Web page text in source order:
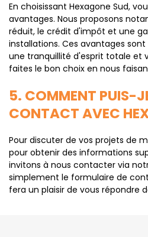
En choisissant Hexagone Sud,
avantages. Nous proposons
réduit, le crédit d'impôt et une
installations. Ces avantages
une tranquillité d'esprit totale et
faites le bon choix en nous
5. COMMENT PUIS-
CONTACT AVEC
Pour discuter de vos projets de
pour obtenir des informations
invitons à nous contacter via
simplement le formulaire de
fera un plaisir de vous répondre